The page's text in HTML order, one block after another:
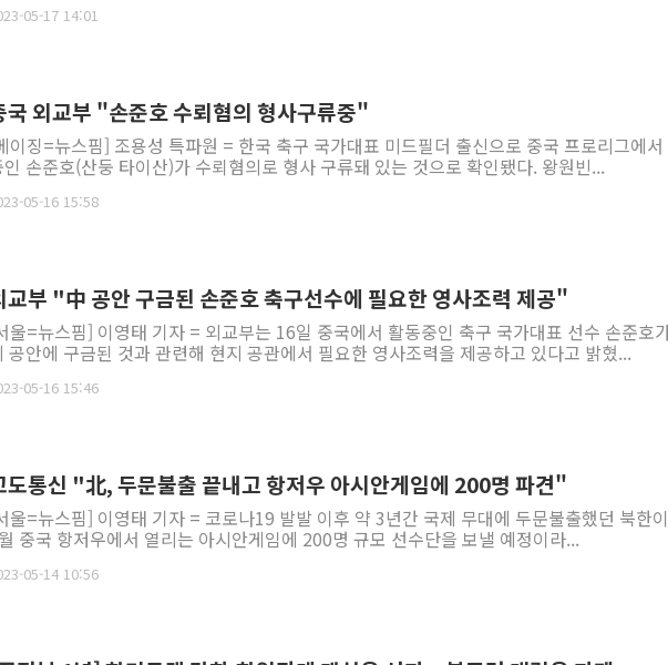
05-17 14:01
국 외교부 "손준호 수뢰혐의 형사구류중"
이징=뉴스핌] 조용성 특파원 = 한국 축구 국가대표 미드필더 출신으로 중국 프로리그에서
인 손준호(산둥 타이산)가 수뢰혐의로 형사 구류돼 있는 것으로 확인됐다. 왕원빈...
05-16 15:58
교부 "中 공안 구금된 손준호 축구선수에 필요한 영사조력 제공"
울=뉴스핌] 이영태 기자 = 외교부는 16일 중국에서 활동중인 축구 국가대표 선수 손준호
공안에 구금된 것과 관련해 현지 공관에서 필요한 영사조력을 제공하고 있다고 밝혔...
05-16 15:46
도통신 "北, 두문불출 끝내고 항저우 아시안게임에 200명 파견"
울=뉴스핌] 이영태 기자 = 코로나19 발발 이후 약 3년간 국제 무대에 두문불출했던 북한
중국 항저우에서 열리는 아시안게임에 200명 규모 선수단을 보낼 예정이라...
05-14 10:56